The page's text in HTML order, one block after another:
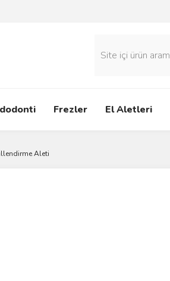
Frezler El Aletleri
Aleti